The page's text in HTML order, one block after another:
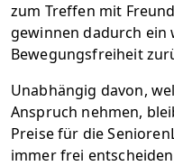
zum Treffen mit
gewinnen dadurch ein
Bewegungsfreiheit
Unabhängig davon,
Anspruch nehmen,
Preise für die
immer frei